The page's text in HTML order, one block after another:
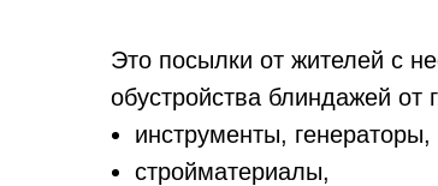
Это посылки от жителей с
обустройства блиндажей от
инструменты, генераторы,
стройматериалы,